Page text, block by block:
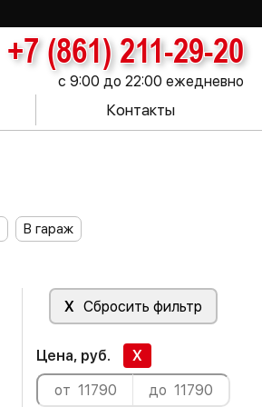
+7 (861) 211-29-20
с 9:00 до 22:00 ежедневно
Контакты
В гараж
X Сбросить фильтр
Цена, руб. X